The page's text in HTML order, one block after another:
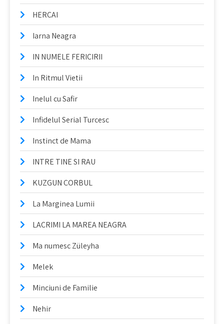
HERCAI
Iarna Neagra
IN NUMELE FERICIRII
In Ritmul Vietii
Inelul cu Safir
Infidelul Serial Turcesc
Instinct de Mama
INTRE TINE SI RAU
KUZGUN CORBUL
La Marginea Lumii
LACRIMI LA MAREA NEAGRA
Ma numesc Züleyha
Melek
Minciuni de Familie
Nehir